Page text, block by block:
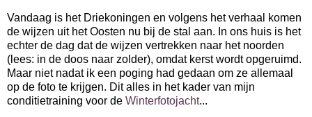
Vandaag is het Driekoningen en volgens het verhaal komen
de wijzen uit het Oosten nu bij de stal aan. In ons huis is het
echter de dag dat de wijzen vertrekken naar het noorden
(lees: in de doos naar zolder), omdat kerst wordt opgeruimd.
Maar niet nadat ik een poging had gedaan om ze allemaal
op de foto te krijgen. Dit alles in het kader van mijn
conditietraining voor de Winterfotojacht...